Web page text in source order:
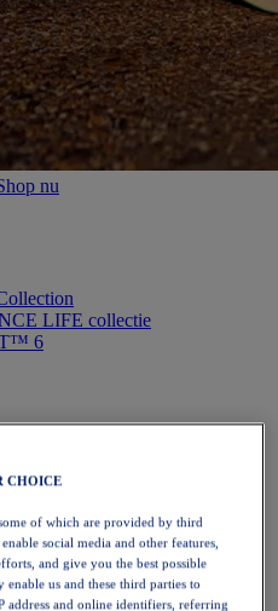
nu
LIFE collectie
6
CHOICE
of which are provided by third
social media and other features,
and give you the best possible
enable us and these third parties to
address and online identifiers, referring